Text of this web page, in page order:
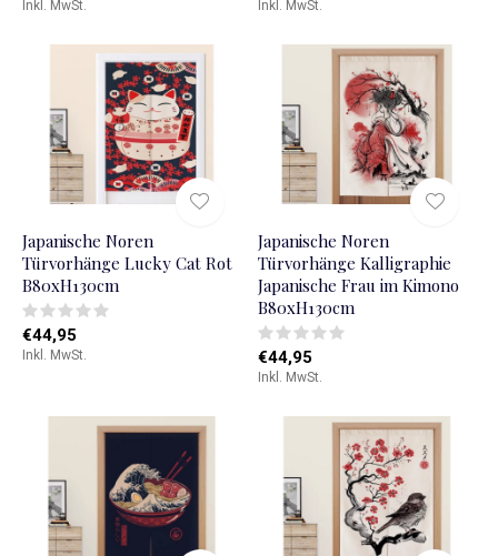
Inkl. MwSt. Inkl. MwSt.
Japanische Noren
Türvorhänge Lucky Cat Rot
B80xH130cm
€44,95
Inkl. MwSt.
Japanische Noren
Türvorhänge Kalligraphie
Japanische Frau im Kimono
B80xH130cm
€44,95
Inkl. MwSt.